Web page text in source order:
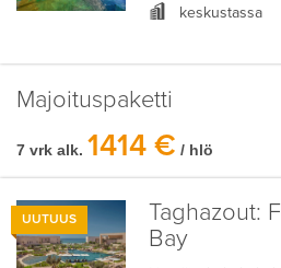
keskustassa
Majoituspaketti
7 vrk alk. 1414 € / hlö
UUTUUS Taghazout:
Bay